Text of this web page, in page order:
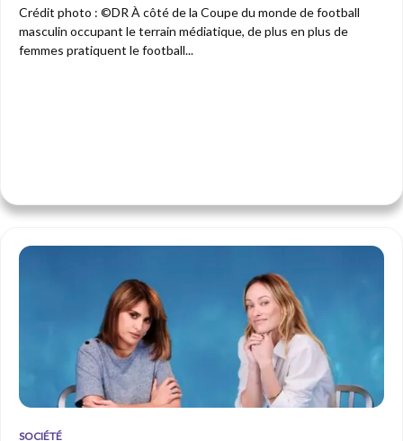
Crédit photo : ©DR À côté de la Coupe du monde de football
masculin occupant le terrain médiatique, de plus en plus de
femmes pratiquent le football...
SOCIÉTÉ